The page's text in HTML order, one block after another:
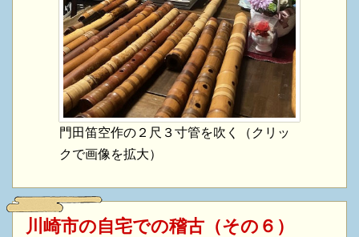
門田笛空作の２尺３寸管を吹く（クリッ
クで画像を拡大）
川崎市の自宅での稽古（その６）